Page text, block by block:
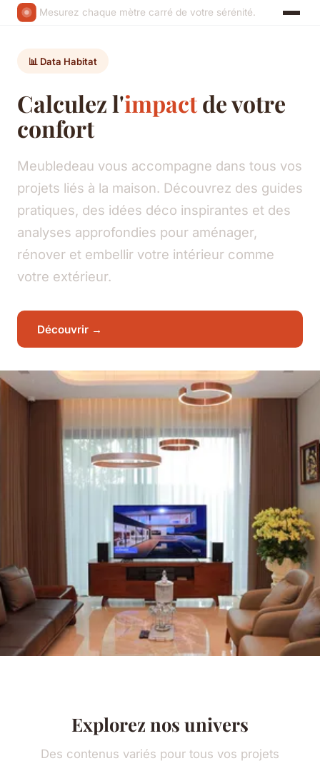
Mesurez chaque mètre carré de votre sérénité.
📊 Data Habitat
Calculez l'impactde votre
confort
Meubledeau vous accompagne dans tous vos
projets liés à la maison. Découvrez des guides
pratiques, des idées déco inspirantes et des
analyses approfondies pour aménager,
rénover et embellir votre intérieur comme
votre extérieur.
Découvrir →
Explorez nos univers
Des contenus variés pour tous vos projets